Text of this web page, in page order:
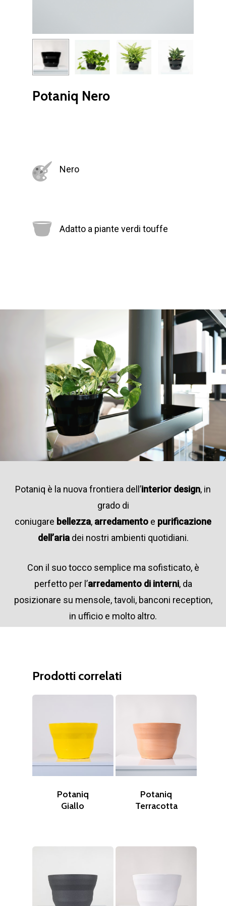
Potaniq Nero
Nero
Adatto a piante verdi touffe
Potaniq è la nuova frontiera dell’interior design, in
grado di
coniugare bellezza, arredamento e purificazione
dell’ariadei nostri ambienti quotidiani.
Con il suo tocco semplice ma sofisticato, è
perfetto per l’arredamento di interni, da
posizionare su mensole, tavoli, banconi reception,
in ufficio e molto altro.
Prodotti correlati
Potaniq
Giallo
Potaniq
Terracotta